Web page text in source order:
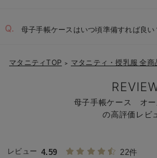
母子手帳ケースはいつ頃準備すれば良い
マタニティTOP ＞ マタニティ・授乳服 全商
母子手帳ケース オー
の高評価レビ
レビュー 4.59 22件